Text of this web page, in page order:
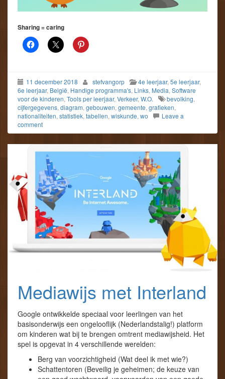
Sharing = caring
11 december 2018 stefvangorp 4e leerjaar, 5e leerjaar,
6e leerjaar, België, Handige programma's, Links, Media, Software
voor de kinderen, Tools per leerjaar, Verkeer, W.O. bevolking,
cijfergegevens, diagram, gebouwen, gemeente, grafieken,
nationaliteiten, statistiek, tabellen, wiskunde, wo
Leave a
comment
Mediawijs met Interland
Google ontwikkelde speciaal voor leerlingen van het
basisonderwijs een ongelooflijk (Nederlandstalig!) platform
om kinderen wat bij te brengen omtrent mediawijsheid. Het
spel is opgevat in 4 verschillende werelden:
Berg van voorzichtigheid (Wat deel ik met wie?)
Schattentoren (Beveilig je geheimen; de keuze van